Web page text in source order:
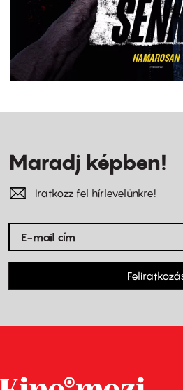
Maradj képben!
Iratkozz fel hírlevelünkre!